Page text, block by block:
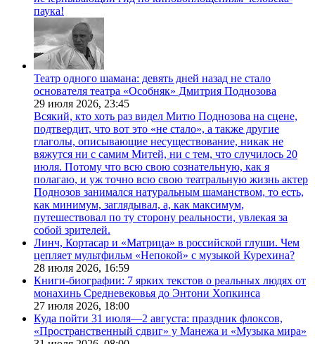
паука!
Театр одного шамана: девять дней назад не стало
основателя театра «Особняк» Дмитрия Поднозова
29 июля 2026, 23:45
Всякий, кто хоть раз видел Митю Поднозова на сцене,
подтвердит, что вот это «не стало», а также другие
глаголы, описывающие несуществование, никак не
вяжутся ни с самим Митей, ни с тем, что случилось 20
июля. Потому что всю свою сознательную, как я
полагаю, и уж точно всю свою театральную жизнь актер
Поднозов занимался натуральным шаманством, то есть,
как минимум, заглядывал, а, как максимум,
путешествовал по ту сторону реальности, увлекая за
собой зрителей.
Линч, Кортасар и «Матрица» в российской глуши. Чем
цепляет мультфильм «Непокой» с музыкой Курехина?
28 июля 2026, 16:59
Книги-биографии: 7 ярких текстов о реальных людях от
монахинь Средневековья до Энтони Хопкинса
27 июля 2026, 18:00
Куда пойти 31 июля—2 августа: праздник флоксов,
«Пространственный сдвиг» у Манежа и «Музыка мира»